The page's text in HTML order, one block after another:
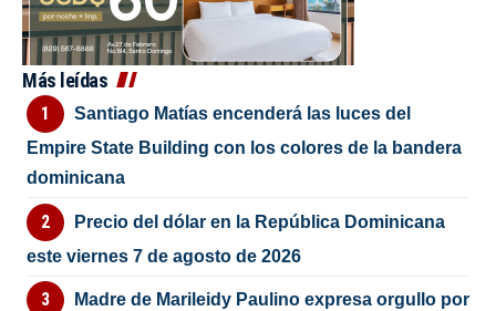
Más leídas
Santiago Matías encenderá las luces del
Empire State Building con los colores de la bandera
dominicana
Precio del dólar en la República Dominicana
este viernes 7 de agosto de 2026
Madre de Marileidy Paulino expresa orgullo por